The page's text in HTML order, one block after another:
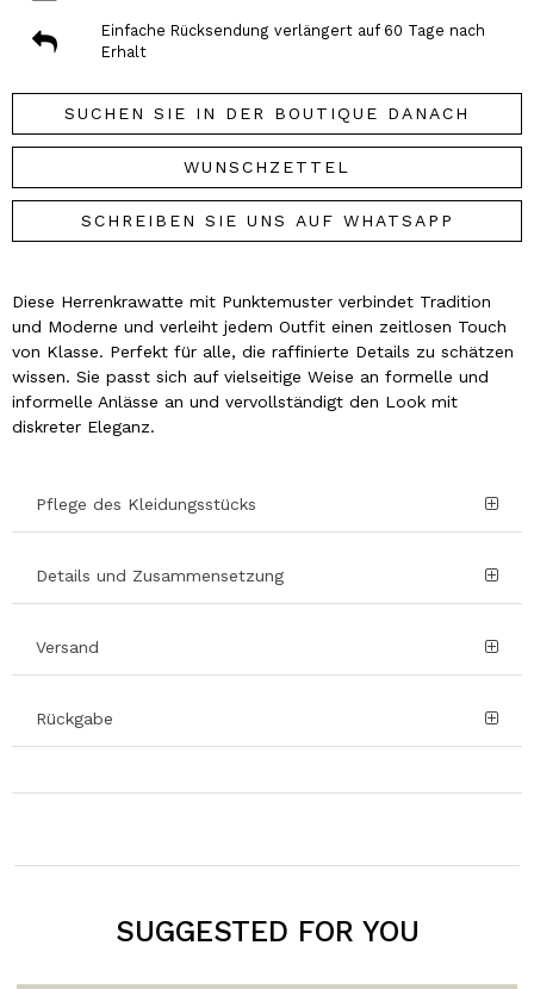
Einfache Rücksendung verlängert auf 60 Tage nach
Erhalt
SUCHEN SIE IN DER BOUTIQUE DANACH
WUNSCHZETTEL
SCHREIBEN SIE UNS AUF WHATSAPP
Diese Herrenkrawatte mit Punktemuster verbindet Tradition
und Moderne und verleiht jedem Outfit einen zeitlosen Touch
von Klasse. Perfekt für alle, die raffinierte Details zu schätzen
wissen. Sie passt sich auf vielseitige Weise an formelle und
informelle Anlässe an und vervollständigt den Look mit
diskreter Eleganz.
Pflege des Kleidungsstücks
Details und Zusammensetzung
Versand
Rückgabe
SUGGESTED FOR YOU